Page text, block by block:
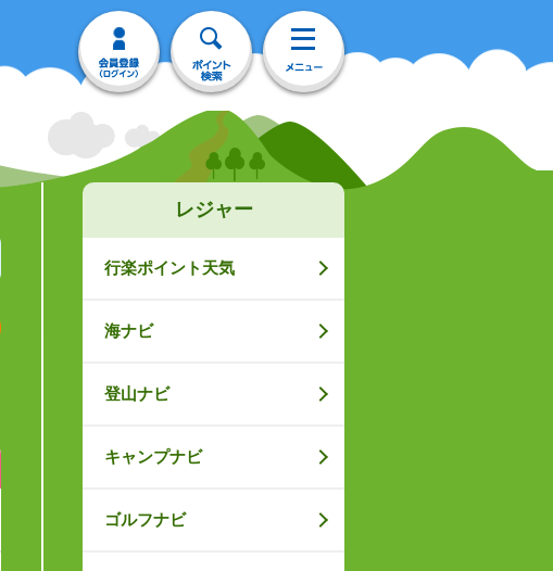
レジャー
行楽ポイント天気
海ナビ
登山ナビ
キャンプナビ
ゴルフナビ